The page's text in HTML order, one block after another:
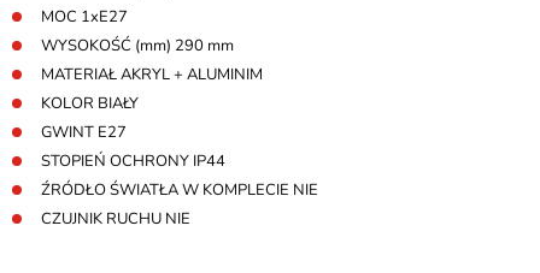
MOC 1xE27
WYSOKOŚĆ (mm) 290 mm
MATERIAŁ AKRYL + ALUMINIM
KOLOR BIAŁY
GWINT E27
STOPIEŃ OCHRONY IP44
ŹRÓDŁO ŚWIATŁA W KOMPLECIE NIE
CZUJNIK RUCHU NIE